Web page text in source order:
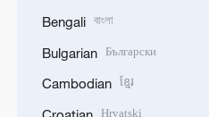
Bengali বাংলা
Bulgarian Български
Cambodian ខ្មែរ
Hrvatski